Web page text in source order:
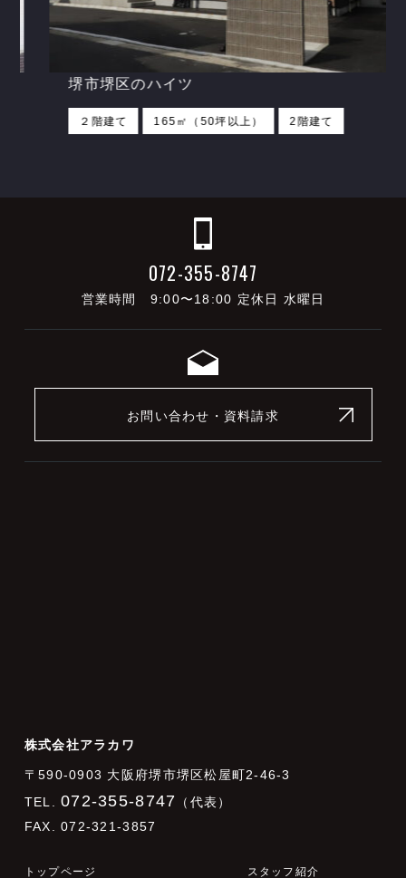
堺市堺区のハイツ
２階建て 165㎡（50坪以上） 2階建て
072-355-8747
営業時間 9:00〜18:00 定休日 水曜日
072-355-8747 （代表）
FAX. 072-321-3857